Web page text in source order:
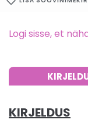
Logi sisse, et
KIRJELDUS